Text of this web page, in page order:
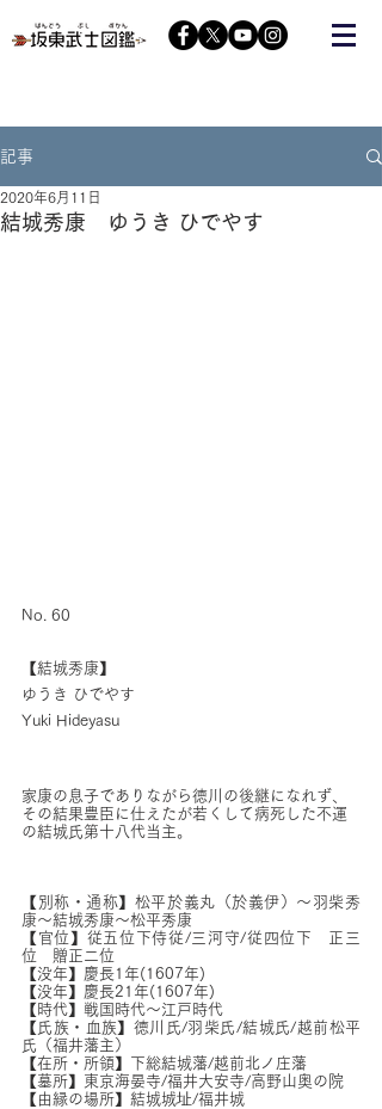
記事
結城秀康 ゆうき ひでやす
2020年6月11日
No. 60
【結城秀康】
ゆうき ひでやす
Yuki Hideyasu
家康の息子でありながら徳川の後継になれず、
その結果豊臣に仕えたが若くして病死した不運
の結城氏第十八代当主。
【別称・通称】松平於義丸（於義伊）〜羽柴秀
康〜結城秀康〜松平秀康
【官位】従五位下侍従/三河守/従四位下　正三
位　贈正二位
【没年】慶長1年(1607年)
【没年】慶長21年(1607年)
【時代】戦国時代〜江戸時代
【氏族・血族】徳川氏/羽柴氏/結城氏/越前松平
氏（福井藩主）
【在所・所領】下総結城藩/越前北ノ庄藩
【墓所】東京海晏寺/福井大安寺/高野山奥の院
【由縁の場所】結城城址/福井城